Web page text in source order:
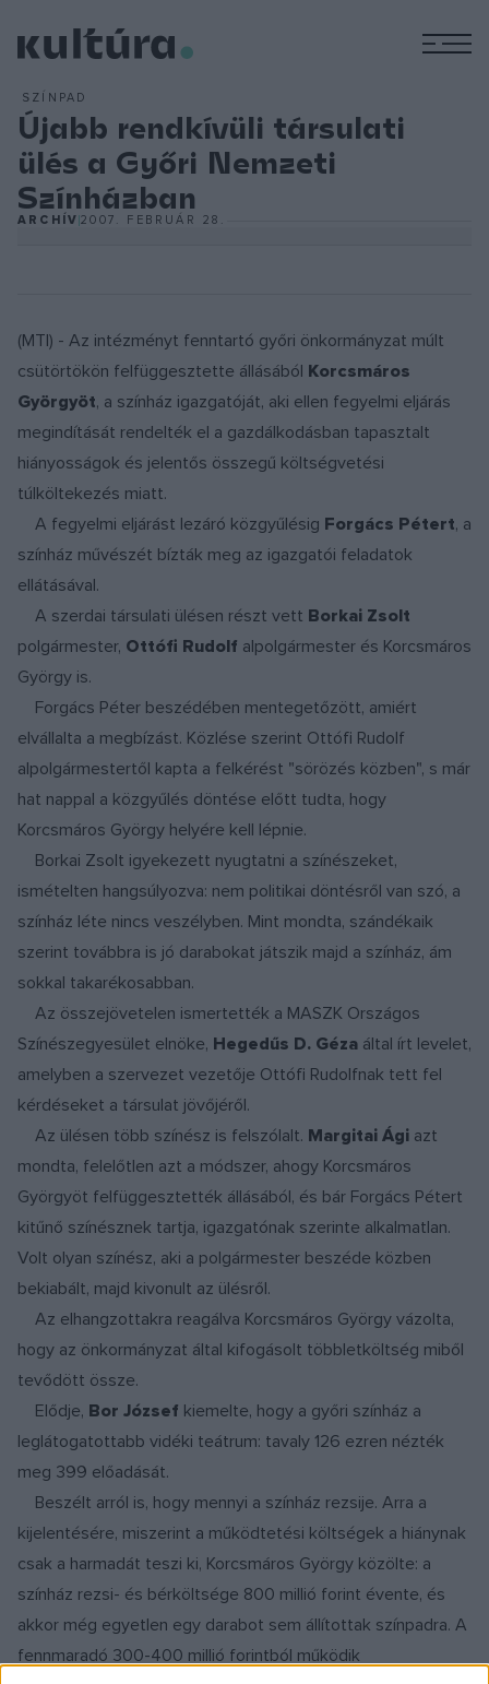
SZÍNPAD
Újabb rendkívüli társulati
ülés a Győri Nemzeti
Színházban
ARCHÍV2007. FEBRUÁR 28.
(MTI) - Az intézményt fenntartó győri önkormányzat múlt
csütörtökön felfüggesztette állásából Korcsmáros
Györgyöt, a színház igazgatóját, aki ellen fegyelmi eljárás
megindítását rendelték el a gazdálkodásban tapasztalt
hiányosságok és jelentős összegű költségvetési
túlköltekezés miatt.
A fegyelmi eljárást lezáró közgyűlésig Forgács Pétert, a
színház művészét bízták meg az igazgatói feladatok
ellátásával.
A szerdai társulati ülésen részt vett Borkai Zsolt
polgármester, Ottófi Rudolf alpolgármester és Korcsmáros
György is.
Forgács Péter beszédében mentegetőzött, amiért
elvállalta a megbízást. Közlése szerint Ottófi Rudolf
alpolgármestertől kapta a felkérést "sörözés közben", s már
hat nappal a közgyűlés döntése előtt tudta, hogy
Korcsmáros György helyére kell lépnie.
Borkai Zsolt igyekezett nyugtatni a színészeket,
ismételten hangsúlyozva: nem politikai döntésről van szó, a
színház léte nincs veszélyben. Mint mondta, szándékaik
szerint továbbra is jó darabokat játszik majd a színház, ám
sokkal takarékosabban.
Az összejövetelen ismertették a MASZK Országos
Színészegyesület elnöke, Hegedűs D. Géza által írt levelet,
amelyben a szervezet vezetője Ottófi Rudolfnak tett fel
kérdéseket a társulat jövőjéről.
Az ülésen több színész is felszólalt. Margitai Ági azt
mondta, felelőtlen azt a módszer, ahogy Korcsmáros
Györgyöt felfüggesztették állásából, és bár Forgács Pétert
kitűnő színésznek tartja, igazgatónak szerinte alkalmatlan.
Volt olyan színész, aki a polgármester beszéde közben
bekiabált, majd kivonult az ülésről.
Az elhangzottakra reagálva Korcsmáros György vázolta,
hogy az önkormányzat által kifogásolt többletköltség miből
tevődött össze.
Elődje, Bor József kiemelte, hogy a győri színház a
leglátogatottabb vidéki teátrum: tavaly 126 ezren nézték
meg 399 előadását.
Beszélt arról is, hogy mennyi a színház rezsije. Arra a
kijelentésére, miszerint a működtetési költségek a hiánynak
csak a harmadát teszi ki, Korcsmáros György közölte: a
színház rezsi- és bérköltsége 800 millió forint évente, és
akkor még egyetlen egy darabot sem állítottak színpadra. A
fennmaradó 300-400 millió forintból működik